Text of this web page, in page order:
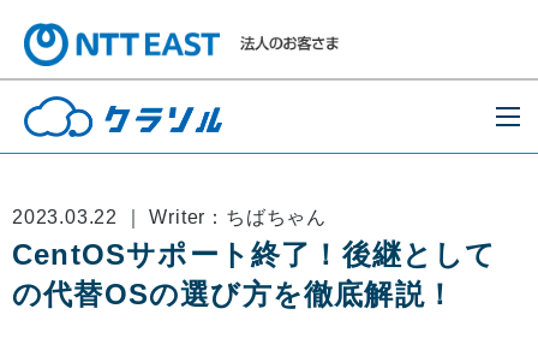
2023.03.22 ｜ Writer：ちばちゃん
CentOSサポート終了！後継として
の代替OSの選び方を徹底解説！